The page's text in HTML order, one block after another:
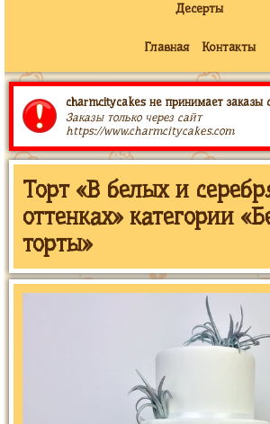
Десерты
Главная Контакты
charmcitycakes не принимает заказы
Заказы только через сайт
https://www.charmcitycakes.com
Торт «В белых и
оттенках» категории
торты»